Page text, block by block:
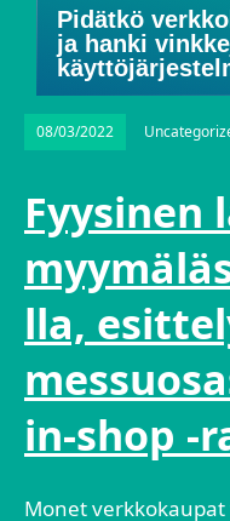
Pidätkö
ja hanki
08/03/2022
Fyysinen
lla,
in-shop -
Monet